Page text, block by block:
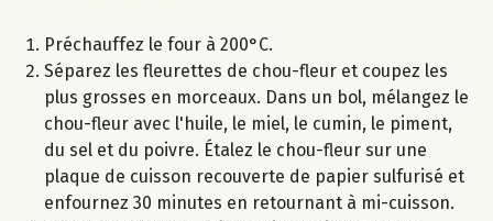
Préchauffez le four à 200°C.
Séparez les fleurettes de chou-fleur et coupez les
plus grosses en morceaux. Dans un bol, mélangez le
chou-fleur avec l'huile, le miel, le cumin, le piment,
du sel et du poivre. Étalez le chou-fleur sur une
plaque de cuisson recouverte de papier sulfurisé et
enfournez 30 minutes en retournant à mi-cuisson.